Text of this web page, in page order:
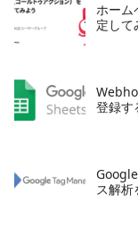
ホーム
定して
登録す
ス解析